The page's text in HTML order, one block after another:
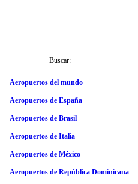
Buscar:
Aeropuertos del mundo
Aeropuertos de España
Aeropuertos de Brasil
Aeropuertos de Italia
Aeropuertos de México
Aeropuertos de República Dominicana